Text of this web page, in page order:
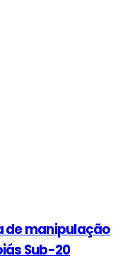
de manipulação
Sub-20